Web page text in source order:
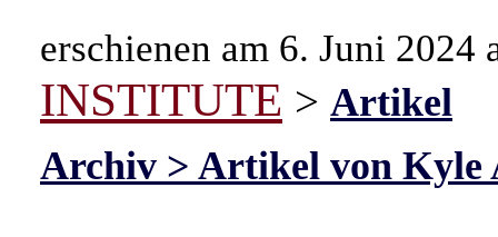
erschienen am 6. Juni 2024
INSTITUTE > Artikel
Archiv > Artikel von Kyle